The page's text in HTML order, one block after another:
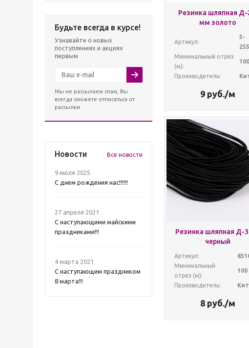
Будьте всегда в курсе!
Узнавайте о новых
поступлениях и акциях
первым
Мы не рассылаем спам, Вы
всегда сможете отписаться от
рассылки.
Новости Все новости
9 июля 2025
С днем рождения нас!!!!!!
27 апреля 2021
C наступающими майскими
праздниками!!!
4 марта 2021
C наступающим праздником
8 марта!!!
Резинка шляпная Д-
мм золото
Артикул:
5-
Минимальный отрез
(м):
100
Производитель:
9 руб./м
Резинка шляпная Д-
черный
Артикул:
Минимальный
отрез (м):
100
Производитель:
8 руб./м